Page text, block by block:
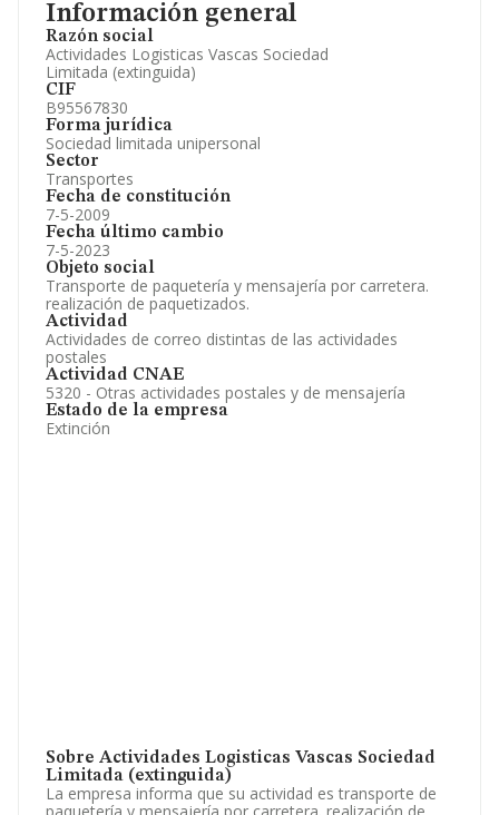
Información general
Razón social
Actividades Logisticas Vascas Sociedad
Limitada (extinguida)
CIF
B95567830
Forma jurídica
Sociedad limitada unipersonal
Sector
Transportes
Fecha de constitución
7-5-2009
Fecha último cambio
7-5-2023
Objeto social
Transporte de paquetería y mensajería por carretera.
realización de paquetizados.
Actividad
Actividades de correo distintas de las actividades
postales
Actividad CNAE
5320 - Otras actividades postales y de mensajería
Estado de la empresa
Extinción
Sobre Actividades Logisticas Vascas Sociedad
Limitada (extinguida)
La empresa informa que su actividad es transporte de
Artículos de prensa publicados sobre la empresa.
Información oficial y registral complementaria.